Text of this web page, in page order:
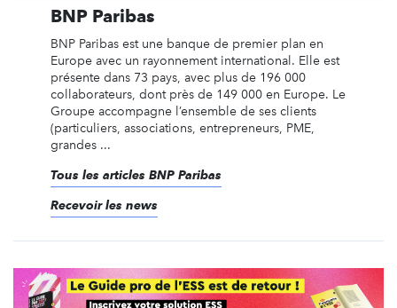
BNP Paribas
BNP Paribas est une banque de premier plan en
Europe avec un rayonnement international. Elle est
présente dans 73 pays, avec plus de 196 000
collaborateurs, dont près de 149 000 en Europe. Le
Groupe accompagne l’ensemble de ses clients
(particuliers, associations, entrepreneurs, PME,
grandes ...
Tous les articles BNP Paribas
Recevoir les news